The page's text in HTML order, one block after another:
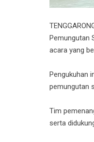
Pemungutan
acara yang
Pengukuhan
pemungutan
Tim
serta